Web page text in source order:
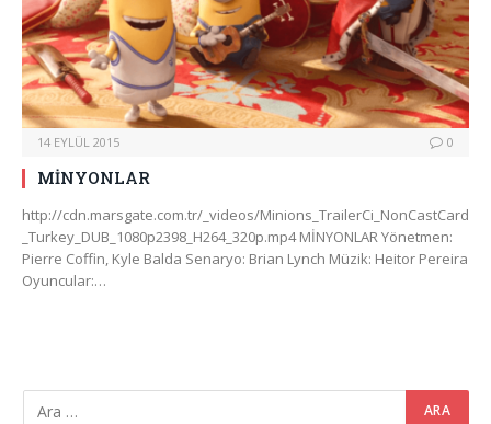
14 EYLÜL 2015 0
MİNYONLAR
http://cdn.marsgate.com.tr/_videos/Minions_TrailerCi_NonCastCard
_Turkey_DUB_1080p2398_H264_320p.mp4 MİNYONLAR Yönetmen:
Pierre Coffin, Kyle Balda Senaryo: Brian Lynch Müzik: Heitor Pereira
Oyuncular:…